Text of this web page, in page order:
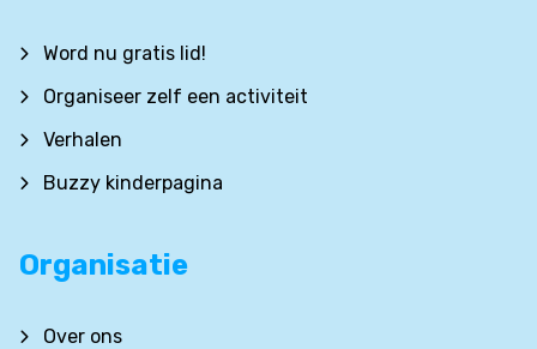
Word nu gratis lid!
Organiseer zelf een activiteit
Verhalen
Buzzy kinderpagina
Organisatie
Over ons